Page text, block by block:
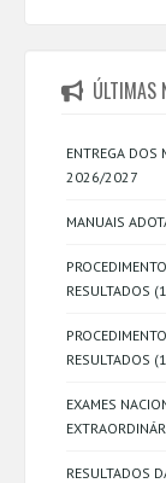
ÚLTIMAS
ENTREGA DOS
2026/2027
MANUAIS
RESULTADOS
RESULTADOS
EXAMES
RESULTADOS